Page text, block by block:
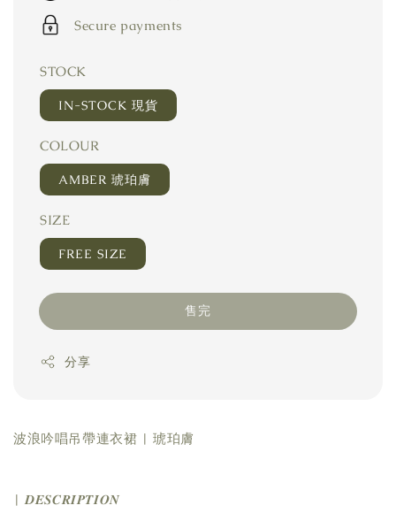
Secure payments
STOCK
IN-STOCK 現貨
COLOUR
AMBER 琥珀膚
SIZE
FREE SIZE
售完
分享
波浪吟唱吊帶連衣裙 | 琥珀膚
| 𝑫𝑬𝑺𝑪𝑹𝑰𝑷𝑻𝑰𝑶𝑵